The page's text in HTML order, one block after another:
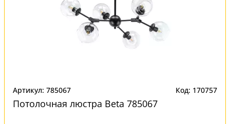
Артикул: 785067 Код: 170757
Потолочная люстра Beta 785067